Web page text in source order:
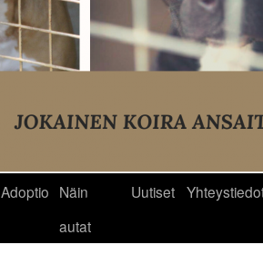
Adoptio Näin
autat
Uutiset